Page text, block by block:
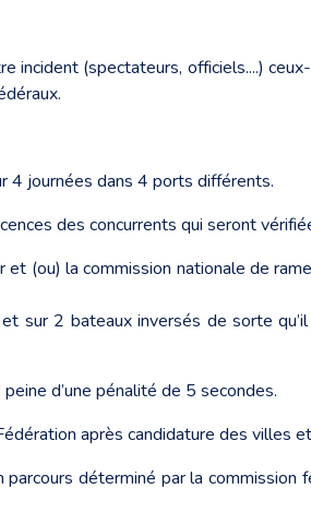
(spectateurs, officiels....)
4 journées dans 4 ports différents.
des concurrents qui seront
(ou) la commission nationale de
sur 2 bateaux inversés de sorte
d’une pénalité de 5 secondes.
après candidature des villes
déterminé par la commission